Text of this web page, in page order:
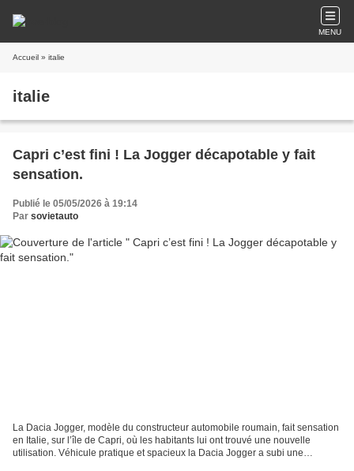
MENU
Accueil » italie
italie
Capri c’est fini ! La Jogger décapotable y fait
sensation.
Publié le 05/05/2026 à 19:14
Par sovietauto
La Dacia Jogger, modèle du constructeur automobile roumain, fait sensation
en Italie, sur l’île de Capri, où les habitants lui ont trouvé une nouvelle
utilisation. Véhicule pratique et spacieux la Dacia Jogger a subi une